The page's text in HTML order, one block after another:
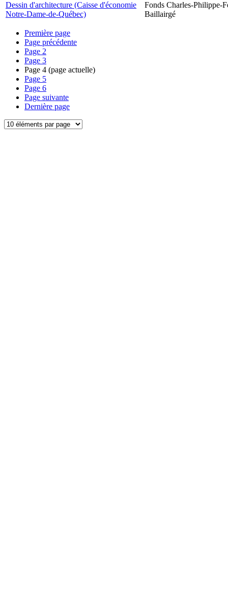
Dessin d'architecture (Caisse d'économie
Notre-Dame-de-Québec)
Fonds Charles-Philippe-
Baillairgé
Première page
Page précédente
Page 2
Page 3
Page 4 (page actuelle)
Page 5
Page 6
Page suivante
Dernière page